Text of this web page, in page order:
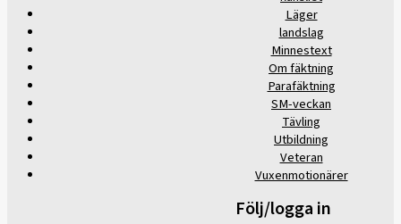
Läger
landslag
Minnestext
Om fäktning
Parafäktning
SM-veckan
Tävling
Utbildning
Veteran
Vuxenmotionärer
Följ/logga in